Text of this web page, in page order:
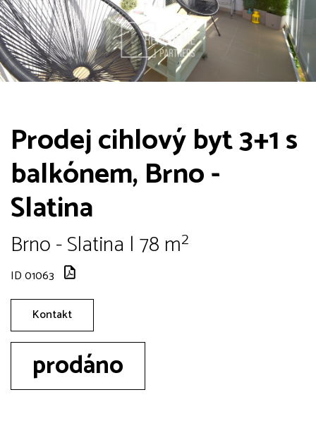
Prodej cihlový byt 3+1 s
balkónem, Brno -
Slatina
Brno - Slatina | 78 m²
ID 01063
Kontakt
prodáno